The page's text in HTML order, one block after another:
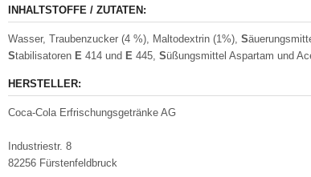
INHALTSTOFFE / ZUTATEN:
Wasser, Traubenzucker (4 %), Maltodextrin (1%), S
Stabilisatoren E 414 und E 445, Süßungsmittel Aspartam und
HERSTELLER:
Coca-Cola Erfrischungsgetränke AG
Industriestr. 8
82256 Fürstenfeldbruck